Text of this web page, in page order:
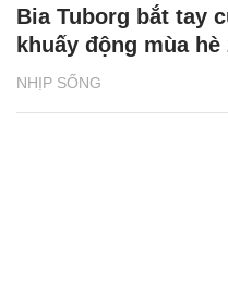
NHỊP SỐNG
Bia Tuborg bắt tay
khuấy động mùa hè